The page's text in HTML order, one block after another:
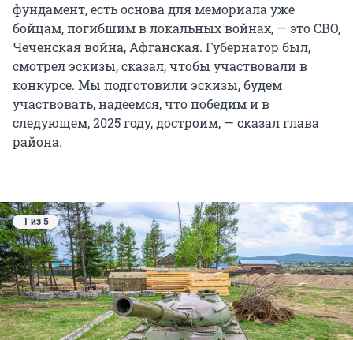
фундамент, есть основа для мемориала уже
бойцам, погибшим в локальных войнах, — это СВО,
Чеченская война, Афганская. Губернатор был,
смотрел эскизы, сказал, чтобы участвовали в
конкурсе. Мы подготовили эскизы, будем
участвовать, надеемся, что победим и в
следующем, 2025 году, достроим, — сказал глава
района.
1 из 5